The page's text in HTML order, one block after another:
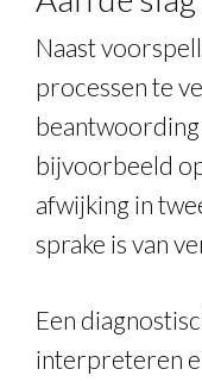
Naast
processen te
beantwoording
bijvoorbeeld
afwijking in
sprake is van
Een
interpreteren